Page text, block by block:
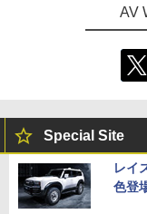
AV
Special Site
レイ
色登